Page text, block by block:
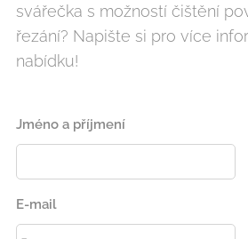
svářečka s možností čištění
řezání? Napište si pro více
nabídku!
Jméno a příjmení
E-mail